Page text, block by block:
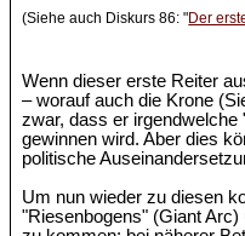
(Siehe auch Diskurs 86: "Der
Wenn dieser erste Reiter
– worauf auch die Krone
zwar, dass er irgendwelche
gewinnen wird. Aber dies
politische
Um nun wieder zu diesen
"Riesenbogens" (Giant